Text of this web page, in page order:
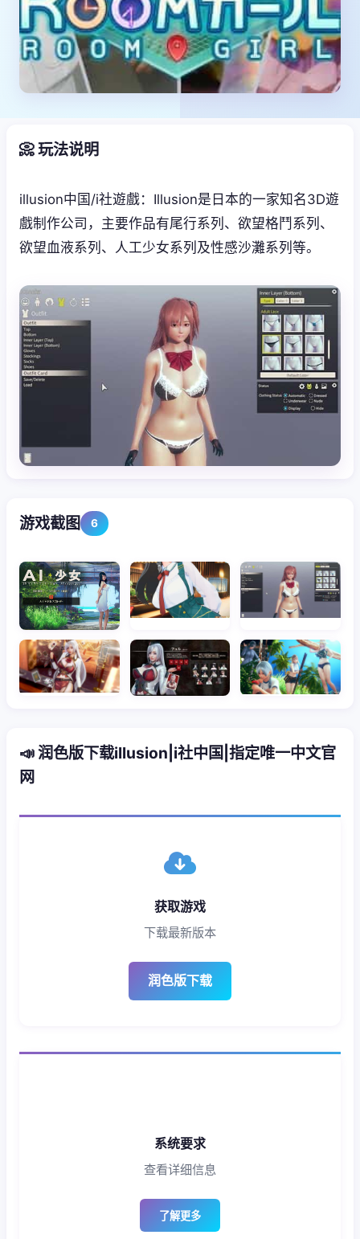
📀 玩法说明
illusion中国/i社遊戲：Illusion是日本的一家知名3D遊
戲制作公司，主要作品有尾行系列、欲望格鬥系列、
欲望血液系列、人工少女系列及性感沙灘系列等。
游戏截图 6
📣 润色版下载illusion|i社中国|指定唯一中文官
网
获取游戏
下载最新版本
润色版下载
系统要求
查看详细信息
了解更多